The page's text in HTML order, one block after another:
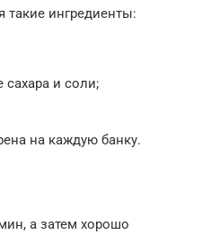
такие ингредиенты:
и соли;
на каждую банку.
а затем хорошо